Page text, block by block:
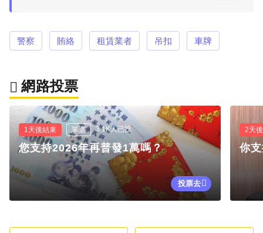
警察 賄絡 租賃業者 吊扣 車牌
網路投票
1天後結束 單選 3.1K人已投
您支持2026年再普發1萬嗎？
投票去
2天
你